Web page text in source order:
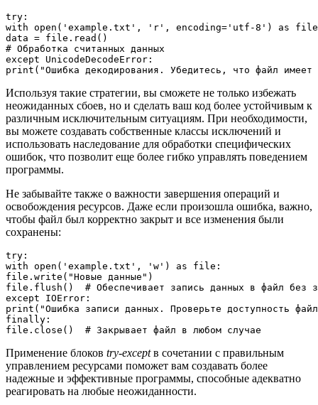
try:
with open('example.txt', 'r', encoding='utf-8') as
data = file.read()
# Обработка считанных данных
except UnicodeDecodeError:
Используя такие стратегии, вы сможете не только избежать
неожиданных сбоев, но и сделать ваш код более устойчивым к
различным исключительным ситуациям. При необходимости,
вы можете создавать собственные классы исключений и
использовать наследование для обработки специфических
ошибок, что позволит еще более гибко управлять поведением
программы.
Не забывайте также о важности завершения операций и
освобождения ресурсов. Даже если произошла ошибка, важно,
чтобы файл был корректно закрыт и все изменения были
сохранены:
try:
with open('example.txt', 'w') as file:
file.write("Новые данные")
file.flush()  # Обеспечивает запись данных в файл без
except IOError:
print("Ошибка записи данных. Проверьте доступность
finally:
Применение блоков try-exceptв сочетании с правильным
управлением ресурсами поможет вам создавать более
надежные и эффективные программы, способные адекватно
реагировать на любые неожиданности.